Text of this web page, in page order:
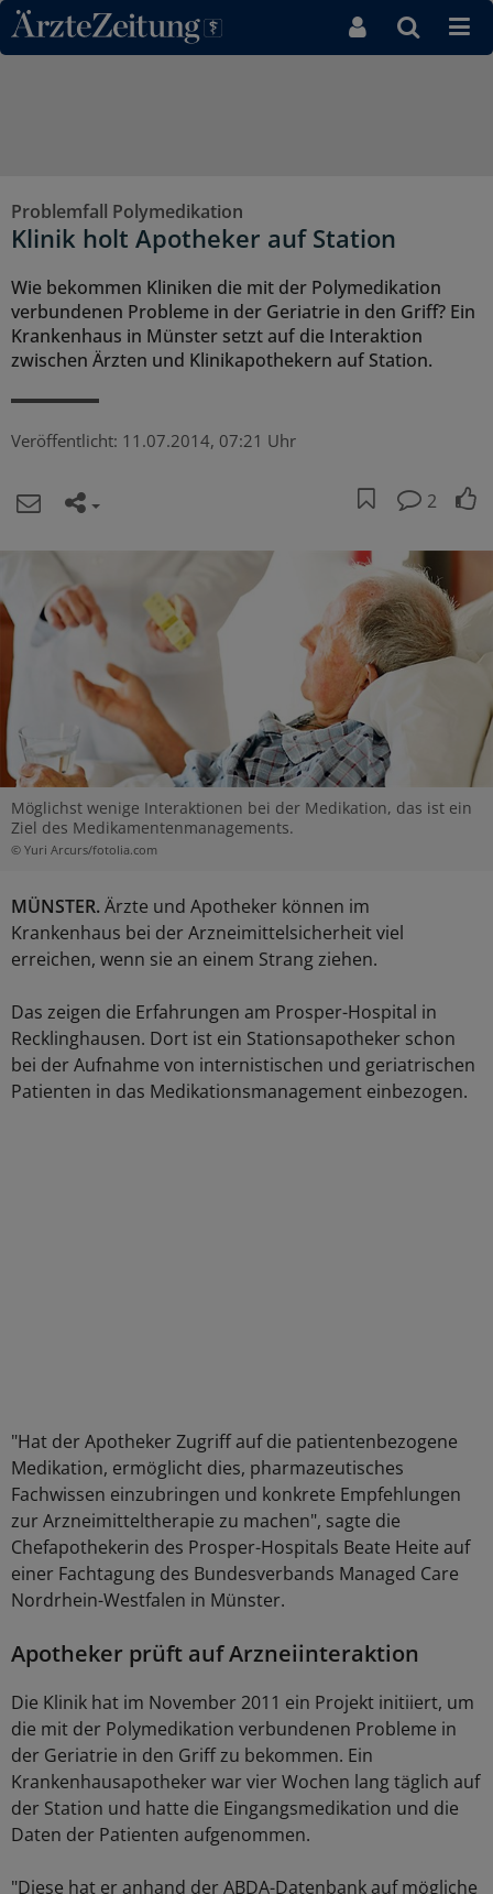
Direkt zum Inhaltsbereich
Problemfall Polymedikation
Klinik holt Apotheker auf Station
Wie bekommen Kliniken die mit der Polymedikation
verbundenen Probleme in der Geriatrie in den Griff? Ein
Krankenhaus in Münster setzt auf die Interaktion
zwischen Ärzten und Klinikapothekern auf Station.
Veröffentlicht: 11.07.2014, 07:21 Uhr
2
Möglichst wenige Interaktionen bei der Medikation, das ist ein
Ziel des Medikamentenmanagements.
© Yuri Arcurs/fotolia.com
MÜNSTER.Ärzte und Apotheker können im
Krankenhaus bei der Arzneimittelsicherheit viel
erreichen, wenn sie an einem Strang ziehen.
Das zeigen die Erfahrungen am Prosper-Hospital in
Recklinghausen. Dort ist ein Stationsapotheker schon
bei der Aufnahme von internistischen und geriatrischen
Patienten in das Medikationsmanagement einbezogen.
"Hat der Apotheker Zugriff auf die patientenbezogene
Medikation, ermöglicht dies, pharmazeutisches
Fachwissen einzubringen und konkrete Empfehlungen
zur Arzneimitteltherapie zu machen", sagte die
Chefapothekerin des Prosper-Hospitals Beate Heite auf
einer Fachtagung des Bundesverbands Managed Care
Nordrhein-Westfalen in Münster.
Apotheker prüft auf Arzneiinteraktion
Die Klinik hat im November 2011 ein Projekt initiiert, um
die mit der Polymedikation verbundenen Probleme in
der Geriatrie in den Griff zu bekommen. Ein
Krankenhausapotheker war vier Wochen lang täglich auf
der Station und hatte die Eingangsmedikation und die
Daten der Patienten aufgenommen.
"Diese hat er anhand der ABDA-Datenbank auf mögliche